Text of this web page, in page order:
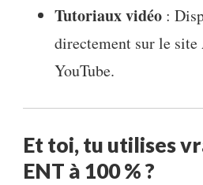
Tutoriaux vidéo :
directement sur le
YouTube.
Et toi, tu utilises
ENT à 100 % ?